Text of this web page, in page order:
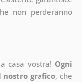
non perderanno
casa vostra! Ogni
grafico, che